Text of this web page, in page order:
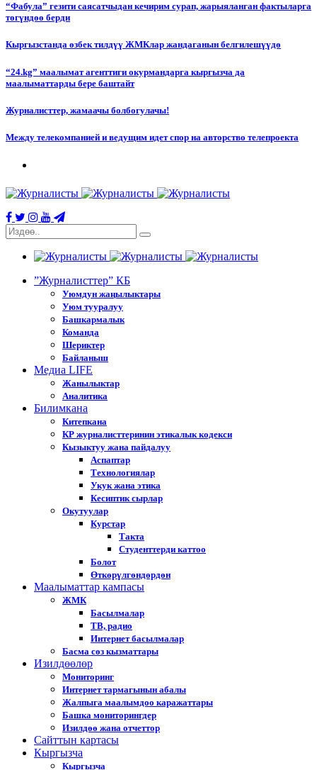
“Фабула” гезити саясатчыдан кечирим сурап, жарыяланган фактыларга
төгүндөө берди
Кыргызстанда өзбек тилдүү ЖМКлар жандаганын белгилешүүдө
“24.kg” маалымат агенттиги окурмандарга кыргызча да
маалыматтарды бере баштайт
Журналисттер, жамаачы болбогулачы!
Между телекомпанией и ведущим идет спор на авторство телепроекта
”Журналисттер” КБ
Уюмдун жаңылыктары
Уюм тууралуу
Башкармалык
Команда
Шериктер
Байланыш
Медиа LIFE
Жанылыктар
Аналитика
Билимкана
Китепкана
КР журналисттеринин этикалык кодекси
Кызыктуу жана пайдалуу
Аспаптар
Технологиялар
Укук жана этика
Кесиптик сырлар
Окутуулар
Курстар
Такта
Студенттерди каттоо
Болот
Өткөрүлгөндөрдөн
Маалыматтар кампасы
ЖМК
Басылмалар
ТВ, радио
Интернет басылмалар
Басма сөз кызматтары
Изилдөөлөр
Мониторинг
Интернет тармагынын абалы
Жалпыга маалымдоо каражаттары
Башка мониторингдер
Изилдөө жана отчеттор
Cайттын картасы
Кыргызча
Кыргызча